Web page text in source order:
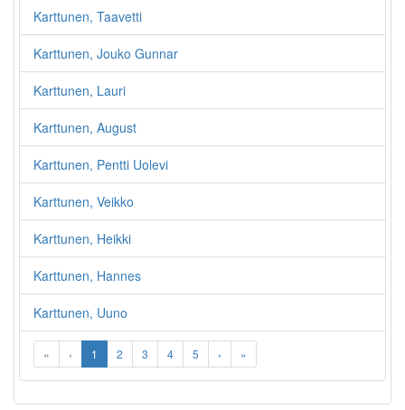
Karttunen, Taavetti
Karttunen, Jouko Gunnar
Karttunen, Lauri
Karttunen, August
Karttunen, Pentti Uolevi
Karttunen, Veikko
Karttunen, Heikki
Karttunen, Hannes
Karttunen, Uuno
« ‹ 1 2 3 4 5 › »